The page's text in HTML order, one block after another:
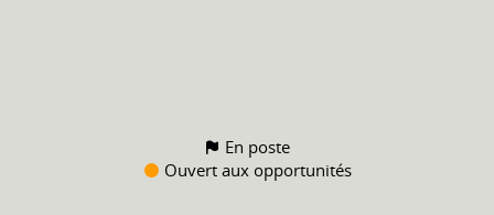
En poste
Ouvert aux opportunités